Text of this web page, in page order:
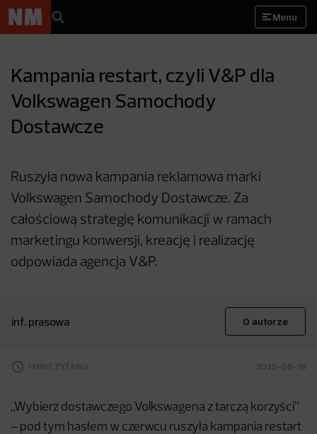
Menu
Kampania restart, czyli V&P dla
Volkswagen Samochody
Dostawcze
Ruszyła nowa kampania reklamowa marki
Volkswagen Samochody Dostawcze. Za
całościową strategię komunikacji w ramach
marketingu konwersji, kreację i realizację
odpowiada agencja V&P.
inf. prasowa O autorze
1 MIN CZYTANIA 2020-08-18
„Wybierz dostawczego Volkswagena z tarczą korzyści”
– pod tym hasłem w czerwcu ruszyła kampania restart